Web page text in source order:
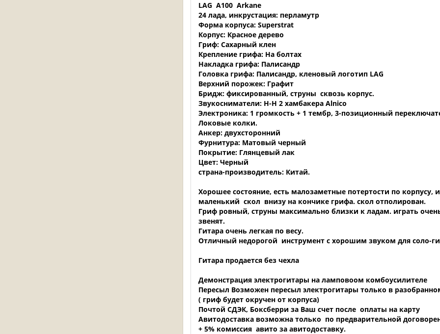
LAG A100 Arkane
24 лада, инкрустация: перламутр
Форма корпуса: Superstrat
Корпус: Красное дерево
Гриф: Сахарный клен
Крепление грифа: На болтах
Накладка грифа: Палисандр
Головка грифа: Палисандр, кленовый логотип LAG
Верхний порожек: Графит
Бридж: фиксированный, струны сквозь корпус.
Звукосниматели: H-H 2 хамбакера Alnico
Электроника: 1 громкость + 1 тембр, 3-позиционный
Локовые колки.
Анкер: двухсторонний
Фурнитура: Матовый черный
Покрытие: Глянцевый лак
Цвет: Черный
страна-производитель: Китай.
Хорошее состояние, есть малозаметные потертости по корпусу, и
маленький скол внизу на кончике грифа. скол отполирован.
Гриф ровный, струны максимально близки к ладам. играть
звенят.
Гитара очень легкая по весу.
Отличный недорогой инструмент с хорошим звуком для соло-
Гитара продается без чехла
Демонстрация электрогитары на ламповоом комбоусилителе
Пересыл Возможен пересыл электрогитары только в
( гриф будет окручен от корпуса)
Почтой СДЭК, Боксберри за Ваш счет после оплаты на карту
Авитодоставка возможна только по предварительной
+ 5% комиссия авито за авитодоставку.